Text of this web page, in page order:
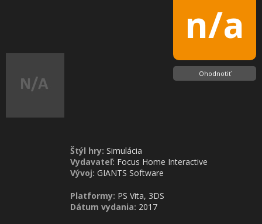
n/a
Ohodnotiť
Štýl hry: Simulácia
Vydavateľ: Focus Home Interactive
Vývoj: GIANTS Software
Platformy: PS Vita, 3DS
Dátum vydania: 2017